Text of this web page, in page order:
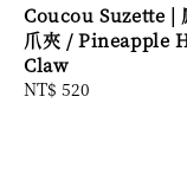
Coucou Suzette |
爪夾 / Pineapple
Claw
Regular
NT$ 520